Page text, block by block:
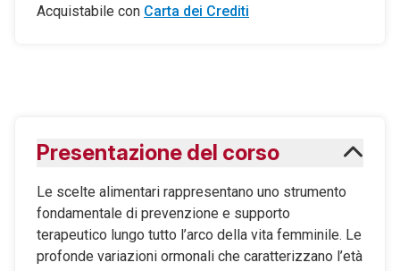
Acquistabile con Carta dei Crediti
Presentazione del corso
Le scelte alimentari rappresentano uno strumento
fondamentale di prevenzione e supporto
terapeutico lungo tutto l’arco della vita femminile. Le
profonde variazioni ormonali che caratterizzano l’età